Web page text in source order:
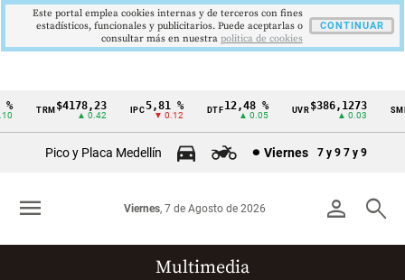
Cintillo
Colombia
TRM$4178,23
▲ 0.42
IPC5,81 %
▼ 0.12
DTF12,48 %
▲ 0.05
UVR$386,1273
▲ 0.03
Pico y Placa Medellín Viernes 7 y 9 7 y 9
person search
Viernes, 7 de Agosto de 2026
menu
Multimedia
Este portal emplea cookies internas y de terceros con fines
estadísticos, funcionales y publicitarios. Puede aceptarlas o
consultar más en nuestra politica de cookies
CONTINUAR